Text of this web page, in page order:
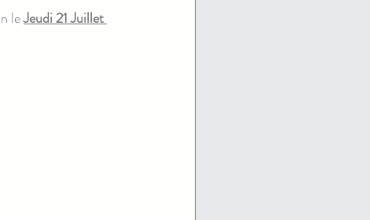
le Jeudi 21 Juillet